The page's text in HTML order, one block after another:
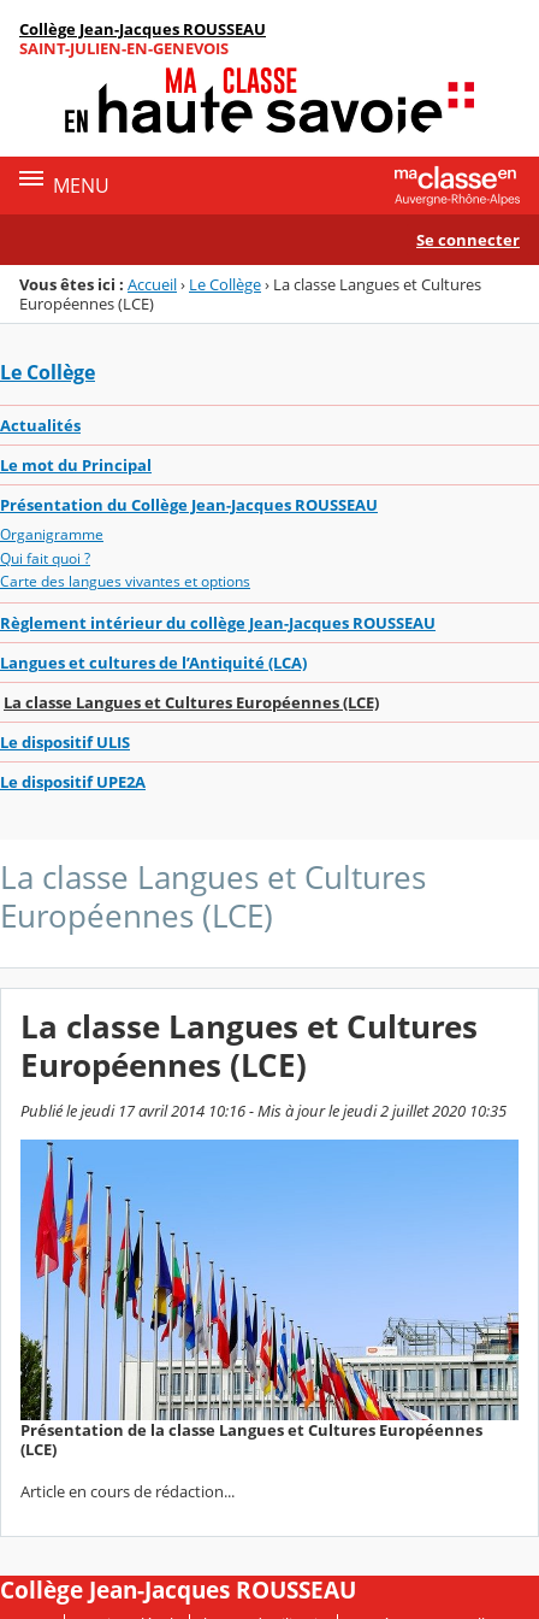
Menu de la rubrique
Contenu
Collège Jean-Jacques ROUSSEAU
SAINT-JULIEN-EN-GENEVOIS
MENU
Se connecter
Vous êtes ici : Accueil› Le Collège› La classe Langues et Cultures
Européennes (LCE)
Le Collège
Actualités
Le mot du Principal
Présentation du Collège Jean-Jacques ROUSSEAU
Organigramme
Qui fait quoi ?
Carte des langues vivantes et options
Règlement intérieur du collège Jean-Jacques ROUSSEAU
Langues et cultures de l’Antiquité (LCA)
La classe Langues et Cultures Européennes (LCE)
Le dispositif ULIS
Le dispositif UPE2A
La classe Langues et Cultures
Européennes (LCE)
La classe Langues et Cultures
Européennes (LCE)
Publié le jeudi 17 avril 2014 10:16 - Mis à jour le jeudi 2 juillet 2020 10:35
Présentation de la classe Langues et Cultures Européennes
(LCE)
Article en cours de rédaction...
Collège Jean-Jacques ROUSSEAU